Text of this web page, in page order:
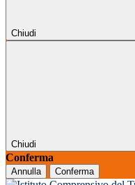
Chiudi
Chiudi
Conferma
Annulla Conferma